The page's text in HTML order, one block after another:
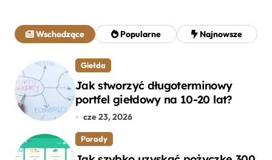
j
:
Wschodzące Popularne Najnowsze
Giełda
Jak stworzyć długoterminowy
portfel giełdowy na 10-20 lat?
cze 23, 2026
Porady